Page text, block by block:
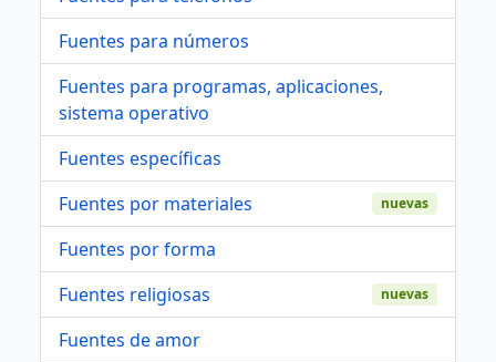
Fuentes para números
Fuentes para programas, aplicaciones,
sistema operativo
Fuentes específicas
Fuentes por materiales
nuevas
Fuentes por forma
Fuentes religiosas
nuevas
Fuentes de amor